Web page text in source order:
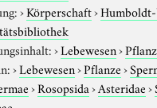
›Körperschaft›
›Lebewesen›
›Lebewesen›Pflanze›
›Rosopsida›Asteridae›